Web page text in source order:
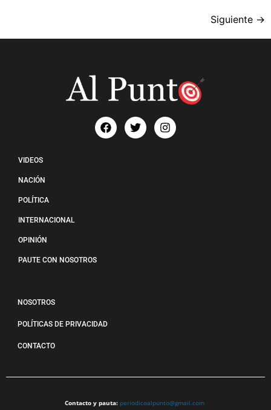
Siguiente →
VIDEOS
NACIÓN
POLÍTICA
INTERNACIONAL
OPINIÓN
PAUTE CON NOSOTROS
NOSOTROS
POLÍTICAS DE PRIVACIDAD
CONTACTO
Contacto y pauta: periodicoalpunto@gmail.com